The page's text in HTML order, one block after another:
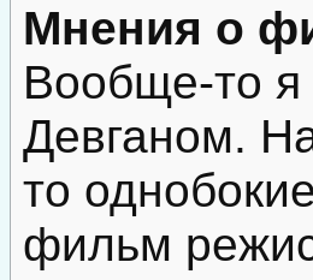
Мнения о
Вообще-то
Девганом.
то
фильм